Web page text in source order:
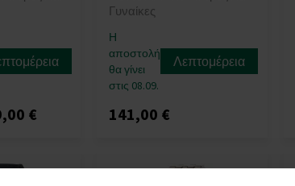
€
Γυναίκες
Η
αποστολή
θα γίνει
στις 08.09.
Λεπτομέρεια
141,00 €